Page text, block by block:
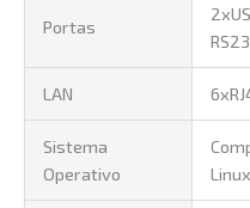
Portas
LAN
Sistema
Operativo
Linux